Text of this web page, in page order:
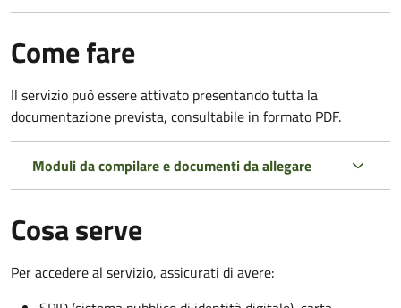
Come fare
Il servizio può essere attivato presentando tutta la
documentazione prevista, consultabile in formato PDF.
Moduli da compilare e documenti da allegare
Cosa serve
Per accedere al servizio, assicurati di avere: